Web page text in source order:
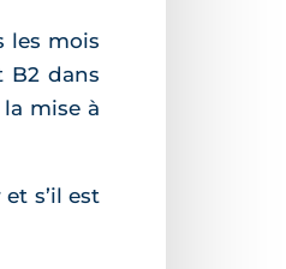
les mois
B2 dans
mise à
s’il est